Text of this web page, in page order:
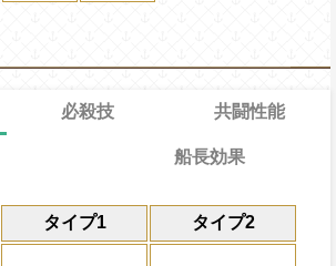
タイプ1 タイプ2
必殺技
通常 25→16ターン
限界突破
通常時
共闘性能
共闘性能
冒険開始時の必殺タ
効果
自分の基礎回復力の9%をサポート対象キ
船長効果
通常時
ターン終了後にキャラの回復×3倍の体力